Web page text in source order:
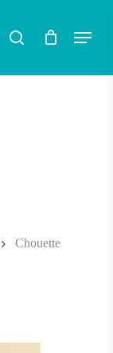
search Menu
Chouette